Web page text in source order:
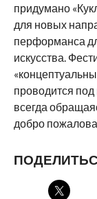
придумано
для новых
перформанса
искусства.
проводится
всегда
добро